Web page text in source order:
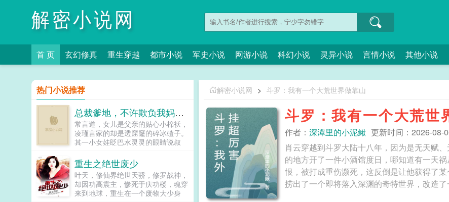
解密小说网
首 页 玄幻修真 重生穿越 都市小说 军史小说 网游小说 科幻小说 灵异小说 言情小说 其他小说
解密小说网 > 斗罗：我有一个大荒世界做靠山
斗罗：我有一个大荒世
作者： 深潭里的小泥鳅 更新时间：2026-08-
肖云穿越到斗罗大陆十八年，因为是无天赋
的地方开了一件小酒馆度日，哪知道有一天
恨，被打成重伤濒死，这反倒是让他获得了
热门小说推荐
总裁爹地，不许欺负我妈咪！
常言道，女儿是父亲的贴心小棉袄，
凌瑾言家的却是透窟窿的碎冰碴子。
其一小女娃眨巴水灵灵的眼睛说叔
其二小女娃又兴冲冲的拿着名单找他
筛选叔叔，我妈咪的追求者好多了，
你快帮我挑个爹地～很好，让他给自
己选情敌！其三亲了一口合法老婆，
被亲女儿告状到警察局臭叔叔，让你
重生之绝世废少
叶天，修仙界绝世天骄，修罗战神，
却因功高震主，惨死于庆功楼，魂穿
来到地球，重生在一个废物大少身